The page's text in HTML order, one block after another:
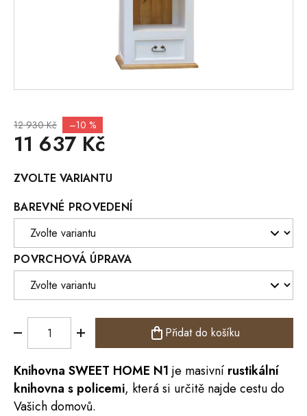
12 930 Kč –10 %
11 637 Kč
cena:
ZVOLTE VARIANTU
BAREVNÉ PROVEDENÍ
POVRCHOVÁ ÚPRAVA
Přidat do košíku
Knihovna SWEET HOME N1 je masivní rustikální
knihovna s policemi, která si určitě najde cestu do
Vašich domovů.